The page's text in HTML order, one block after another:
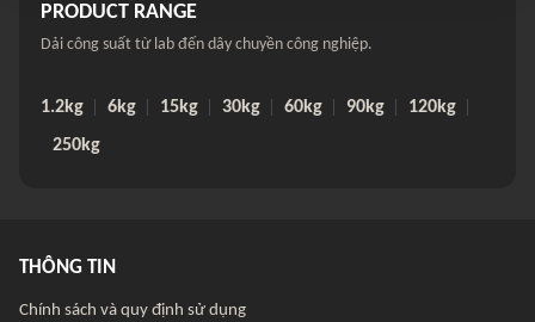
PRODUCT RANGE
Dải công suất từ lab đến dây chuyền công nghiệp.
1.2kg 6kg 15kg 30kg 60kg 90kg
120kg
250kg
THÔNG TIN
Chính sách và quy định sử dụng